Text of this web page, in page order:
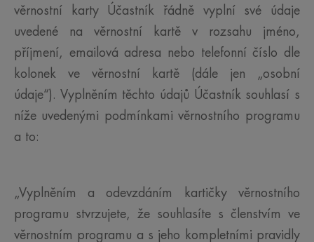
věrnostní karty Účastník řádně vyplní své údaje
uvedené na věrnostní kartě v rozsahu jméno,
příjmení, emailová adresa nebo telefonní číslo dle
kolonek ve věrnostní kartě (dále jen „osobní
údaje“). Vyplněním těchto údajů Účastník souhlasí s
níže uvedenými podmínkami věrnostního programu
a to:
„Vyplněním a odevzdáním kartičky věrnostního
programu stvrzujete, že souhlasíte s členstvím ve
věrnostním programu a s jeho kompletními pravidly